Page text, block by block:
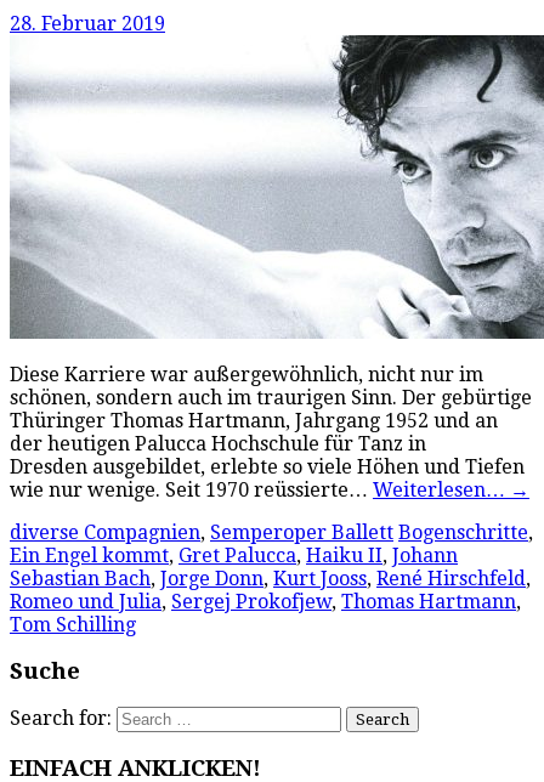
28. Februar 2019
Diese Karriere war außergewöhnlich, nicht nur im
schönen, sondern auch im traurigen Sinn. Der gebürtige
Thüringer Thomas Hartmann, Jahrgang 1952 und an
der heutigen Palucca Hochschule für Tanz in
Dresden ausgebildet, erlebte so viele Höhen und Tiefen
wie nur wenige. Seit 1970 reüssierte… Weiterlesen… →
diverse Compagnien, Semperoper Ballett Bogenschritte,
Ein Engel kommt, Gret Palucca, Haiku II, Johann
Sebastian Bach, Jorge Donn, Kurt Jooss, René Hirschfeld,
Romeo und Julia, Sergej Prokofjew, Thomas Hartmann,
Tom Schilling
Suche
Search for:
EINFACH ANKLICKEN!